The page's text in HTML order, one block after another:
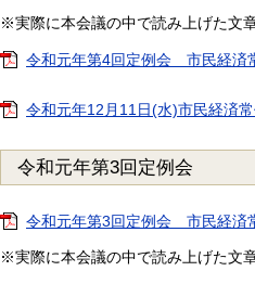
※実際に本会議の中で読み上げた文
令和元年第4回定例会 市民経済
令和元年12月11日(水)市民経済
令和元年第3回定例会
令和元年第3回定例会 市民経済
※実際に本会議の中で読み上げた文